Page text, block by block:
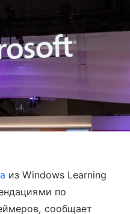
из Windows Learning
по
сообщает